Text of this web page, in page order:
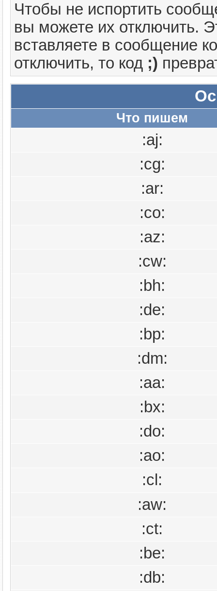
Чтобы не испортить
вы можете их отключить.
вставляете в сообщение
отключить, то код ;)
Что пишем
:aj:
:cg:
:ar:
:co:
:az:
:cw:
:bh:
:de:
:bp:
:dm:
:aa:
:bx:
:do:
:ao:
:cl:
:aw:
:ct:
:be:
:db: